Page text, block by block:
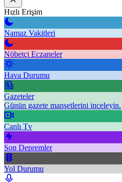
Hızlı Erişim
Namaz Vakitleri
Nöbetçi Eczaneler
Hava Durumu
Gazeteler
Günün gazete manşetlerini inceleyin.
Canlı Tv
Son Depremler
Yol Durumu